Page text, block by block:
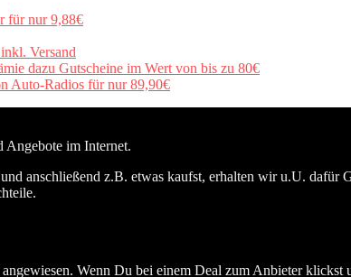
für nur 9,88€
Versand
dazu Gutscheine im Wert von bis zu 80€
Auto-Radios für nur 89,90€
Angebote im Internet.
anschließend z.B. etwas kaufst, erhalten wir u.U. dafür
Wenn Du bei einem Deal zum Anbieter